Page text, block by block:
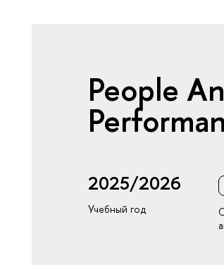
People
2025/2026
Учебный год